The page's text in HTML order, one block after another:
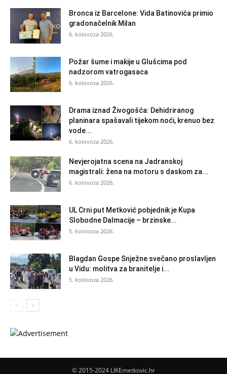
Bronca iz Barcelone: Vida Batinovića primio
gradonačelnik Milan
6. kolovoza 2026.
Požar šume i makije u Glušcima pod
nadzorom vatrogasaca
6. kolovoza 2026.
Drama iznad Živogošća: Dehidriranog
planinara spašavali tijekom noći, krenuo bez
vode...
6. kolovoza 2026.
Nevjerojatna scena na Jadranskoj
magistrali: žena na motoru s daskom za...
6. kolovoza 2026.
UL Crni put Metković pobjednik je Kupa
Slobodne Dalmacije – brzinske...
5. kolovoza 2026.
Blagdan Gospe Snježne svečano proslavljen
u Vidu: molitva za branitelje i...
5. kolovoza 2026.
© 2015-2024 LIKEmetkovic.hr